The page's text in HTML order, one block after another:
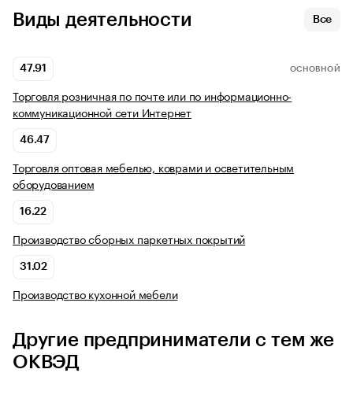
Виды деятельности Все
47.91 ОСНОВНОЙ
Торговля розничная по почте или по информационно-
коммуникационной сети Интернет
46.47
Торговля оптовая мебелью, коврами и осветительным
оборудованием
16.22
Производство сборных паркетных покрытий
31.02
Производство кухонной мебели
Другие предприниматели с тем же
ОКВЭД